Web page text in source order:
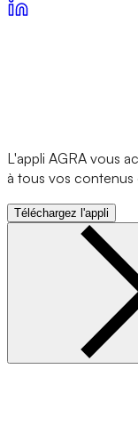
L'appli AGRA vous
à tous vos contenus
Téléchargez l'appli